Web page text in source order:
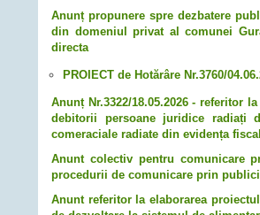
Anunț propunere spre dezbatere
din domeniul privat al comunei
directa
PROIECT de Hotărâre Nr.3760/
Anunț Nr.3322/18.05.2026 - referitor
debitorii persoane juridice radiați
comeraciale radiate din evidența
Anunt colectiv pentru comunicare
procedurii de comunicare prin
Anunt referitor la elaborarea